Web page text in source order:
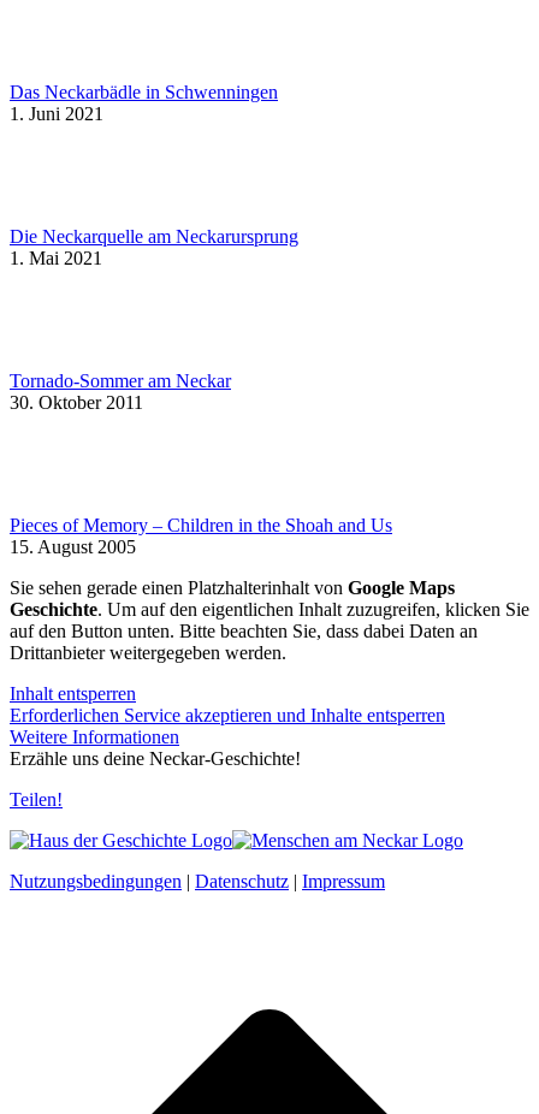
Das Neckarbädle in Schwenningen
1. Juni 2021
Die Neckarquelle am Neckarursprung
1. Mai 2021
Tornado-Sommer am Neckar
30. Oktober 2011
Pieces of Memory – Children in the Shoah and Us
15. August 2005
Sie sehen gerade einen Platzhalterinhalt von Google Maps
Geschichte. Um auf den eigentlichen Inhalt zuzugreifen, klicken Sie
auf den Button unten. Bitte beachten Sie, dass dabei Daten an
Drittanbieter weitergegeben werden.
Inhalt entsperren
Erforderlichen Service akzeptieren und Inhalte entsperren
Weitere Informationen
Erzähle uns deine Neckar-Geschichte!
Teilen!
Nutzungsbedingungen | Datenschutz | Impressum